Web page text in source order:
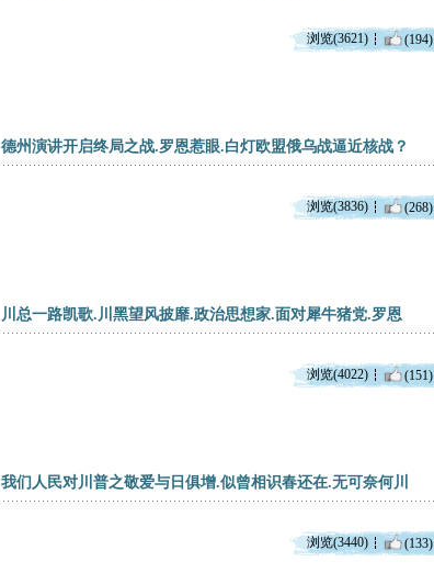
浏览(3621) (194)
德州演讲开启终局之战.罗恩惹眼.白灯欧盟俄乌战逼近核战？
浏览(3836) (268)
川总一路凯歌.川黑望风披靡.政治思想家.面对犀牛猪党.罗恩
浏览(4022) (151)
我们人民对川普之敬爱与日俱增.似曾相识春还在.无可奈何川
浏览(3440) (133)